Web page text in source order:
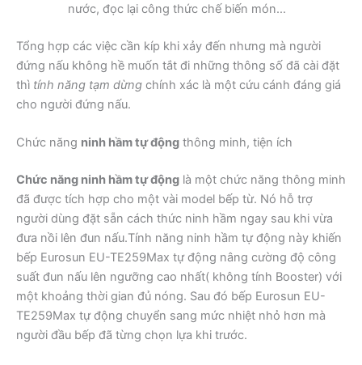
nước, đọc lại công thức chế biến món…
Tổng hợp các việc cần kíp khi xảy đến nhưng mà người
đứng nấu không hề muốn tắt đi những thông số đã cài đặt
thì tính năng tạm dừng chính xác là một cứu cánh đáng giá
cho người đứng nấu.
Chức năng ninh hầm tự động thông minh, tiện ích
Chức năng ninh hầm tự động là một chức năng thông minh
đã được tích hợp cho một vài model bếp từ. Nó hỗ trợ
người dùng đặt sẵn cách thức ninh hầm ngay sau khi vừa
đưa nồi lên đun nấu.Tính năng ninh hầm tự động này khiến
bếp Eurosun EU-TE259Max tự động nâng cường độ công
suất đun nấu lên ngưỡng cao nhất( không tính Booster) với
một khoảng thời gian đủ nóng. Sau đó bếp Eurosun EU-
TE259Max tự động chuyển sang mức nhiệt nhỏ hơn mà
người đầu bếp đã từng chọn lựa khi trước.